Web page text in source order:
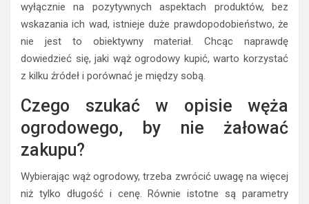
wyłącznie na pozytywnych aspektach produktów, bez
wskazania ich wad, istnieje duże prawdopodobieństwo, że
nie jest to obiektywny materiał. Chcąc naprawdę
dowiedzieć się, jaki wąż ogrodowy kupić, warto korzystać
z kilku źródeł i porównać je między sobą.
Czego szukać w opisie węża
ogrodowego, by nie żałować
zakupu?
Wybierając wąż ogrodowy, trzeba zwrócić uwagę na więcej
niż tylko długość i cenę. Równie istotne są parametry